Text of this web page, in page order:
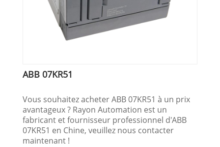
ABB 07KR51
Vous souhaitez acheter ABB 07KR51 à un prix
avantageux ? Rayon Automation est un
fabricant et fournisseur professionnel d'ABB
07KR51 en Chine, veuillez nous contacter
maintenant !